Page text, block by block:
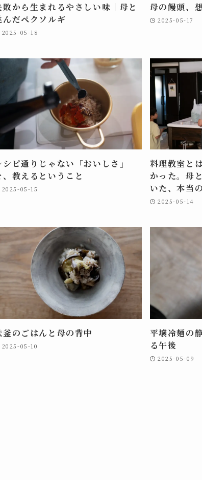
敗から生まれるやさしい味｜母と
んだペクソルギ
2025-05-18
母の饅頭、
2025-05-17
シピ通りじゃない「おいしさ」
、教えるということ
2025-05-15
料理教室と
かった。母
いた、本当
2025-05-14
釜のごはんと母の背中
2025-05-10
平壌冷麺の
る午後
2025-05-09